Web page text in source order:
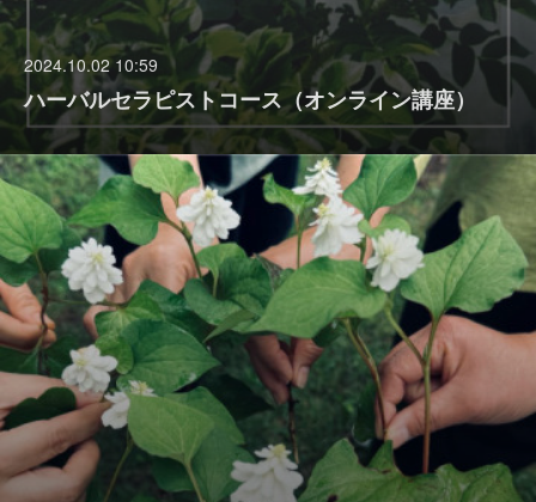
2024.10.02 10:59
ハーバルセラピストコース（オンライン講座）